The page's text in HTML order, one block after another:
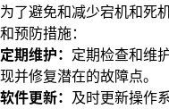
为了避免和减少宕机和死
和预防措施：
定期维护： 定期检查和维
现并修复潜在的故障点。
软件更新： 及时更新操作